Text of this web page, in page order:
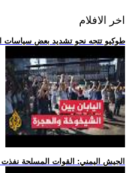
اخر الافلام
.. طوكيو تتجه نحو تشديد بعض سياسات
.. الجيش اليمني: القوات المسلحة